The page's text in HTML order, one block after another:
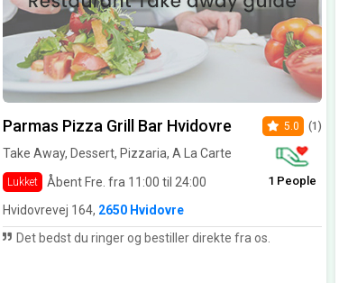
Parmas Pizza Grill Bar Hvidovre
Take Away, Dessert, Pizzaria, A La Carte
Lukket Åbent Fre. fra 11:00 til 24:00
5.0 (1)
1 People
Hvidovrevej 164, 2650 Hvidovre
Det bedst du ringer og bestiller direkte fra os.